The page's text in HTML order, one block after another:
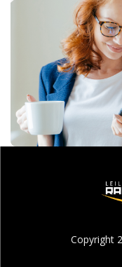
Copyright